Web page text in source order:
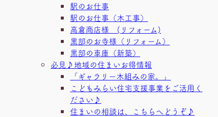
駅のお仕事
駅のお仕事（木工事）
高倉商店様 (リフォーム)
黒部のお寺様（リフォーム）
黒部の車庫（新築）
必見♪地域の住まいお得情報
「ギャラリー木組みの家。」
こどもみらい住宅支援事業をご活用く
ださい♪
住まいの相談は、こちらへどうぞ♪